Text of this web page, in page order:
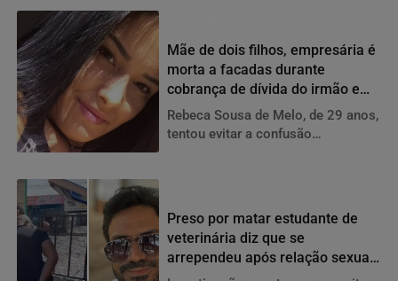
investimento.
Mãe de dois filhos, empresária é
morta a facadas durante
cobrança de dívida do irmão em
Goiás
Rebeca Sousa de Melo, de 29 anos,
tentou evitar a confusão
Preso por matar estudante de
veterinária diz que se
arrependeu após relação sexual
e cometeu crime em Goiânia